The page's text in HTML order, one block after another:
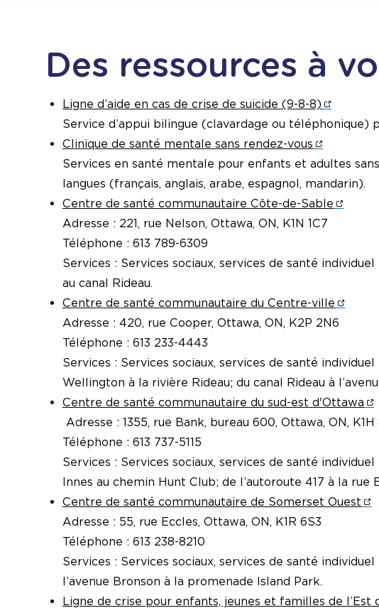
Des ressources à
Ligne d’aide en cas de crise de suicide (9-8-8)
Service d’appui bilingue (clavardage ou téléphonique)
Clinique de santé mentale sans rendez-vous
Services en santé mentale pour enfants et adultes
langues (français, anglais, arabe, espagnol, mandarin).
Centre de santé communautaire Côte-de-Sable
Adresse : 221, rue Nelson, Ottawa, ON, K1N 1C7
Téléphone : 613 789-6309
Services : Services sociaux, services de santé
au canal Rideau.
Centre de santé communautaire du Centre-ville
Adresse : 420, rue Cooper, Ottawa, ON, K2P 2N6
Téléphone : 613 233-4443
Services : Services sociaux, services de santé
Wellington à la rivière Rideau; du canal Rideau à
Centre de santé communautaire du sud-est d'Ottawa
Adresse : 1355, rue Bank, bureau 600, Ottawa, ON, K1H
Téléphone : 613 737-5115
Services : Services sociaux, services de santé
Innes au chemin Hunt Club; de l’autoroute 417 à la
Centre de santé communautaire de Somerset Ouest
Adresse : 55, rue Eccles, Ottawa, ON, K1R 6S3
Téléphone : 613 238-8210
Services : Services sociaux, services de santé
l’avenue Bronson à la promenade Island Park.
Ligne de crise pour enfants, jeunes et familles de l’Est